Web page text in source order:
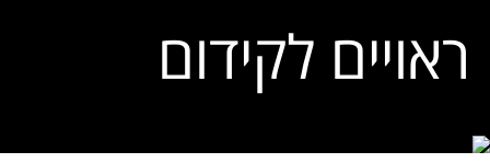
ראויים לקידום